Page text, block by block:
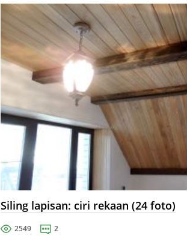
Siling lapisan: ciri rekaan (24 foto)
2549 2